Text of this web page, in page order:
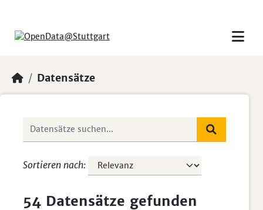
Datensätze
Sortieren nach
54 Datensätze gefunden